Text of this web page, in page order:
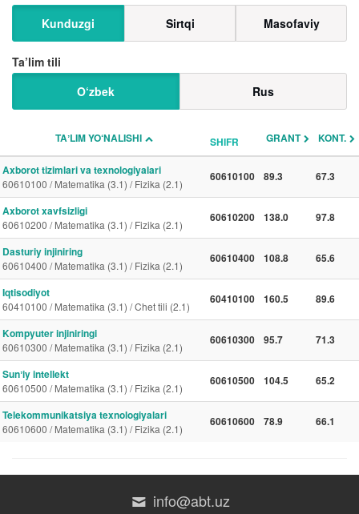
Kunduzgi
Sirtqi Masofaviy
Ta’lim tili
O‘zbek
Rus
TAʼLIM YO‘NALISHI SHIFR GRANT KONT.
Axborot tizimlari va texnologiyalari
60610100 / Matematika (3.1) / Fizika (2.1)
60610100 89.3 67.3
Axborot xavfsizligi
60610200 / Matematika (3.1) / Fizika (2.1)
60610200 138.0 97.8
Dasturiy injiniring
60610400 / Matematika (3.1) / Fizika (2.1)
60610400 108.8 65.6
Iqtisodiyot
60410100 / Matematika (3.1) / Chet tili (2.1)
60410100 160.5 89.6
Kompyuter injiniringi
60610300 / Matematika (3.1) / Fizika (2.1)
60610300 95.7 71.3
Sunʼiy intellekt
60610500 / Matematika (3.1) / Fizika (2.1)
60610500 104.5 65.2
Telekommunikatsiya texnologiyalari
60610600 / Matematika (3.1) / Fizika (2.1)
60610600 78.9 66.1
info@abt.uz